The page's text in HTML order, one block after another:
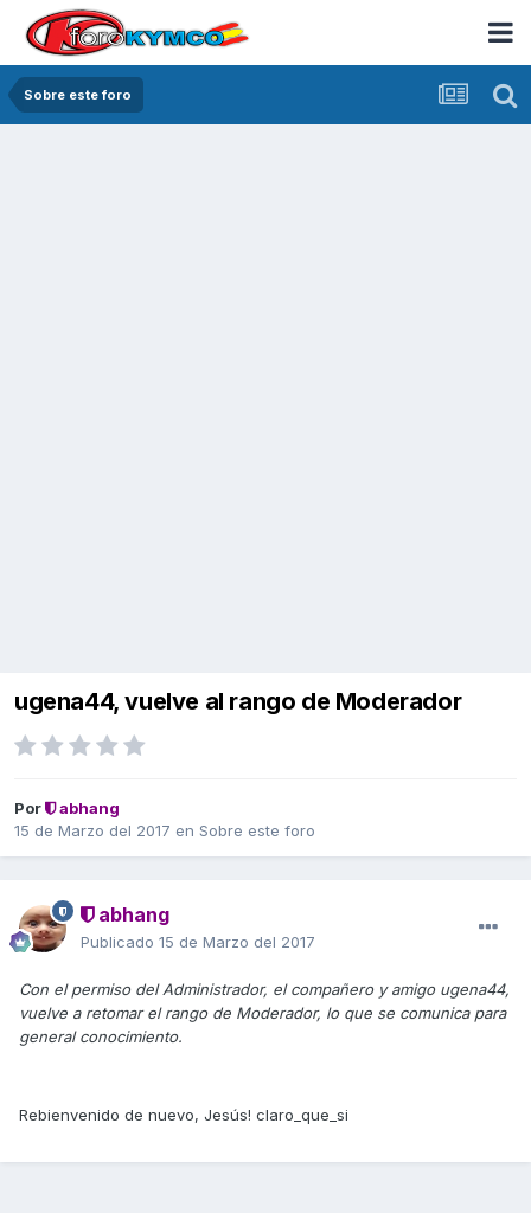
Sobre este foro
ugena44, vuelve al rango de Moderador
Por
abhang
15 de Marzo del 2017 en Sobre este foro
abhang
Publicado 15 de Marzo del 2017
Con el permiso del Administrador, el compañero y amigo ugena44,
vuelve a retomar el rango de Moderador, lo que se comunica para
general conocimiento.
Rebienvenido de nuevo, Jesús! claro_que_si